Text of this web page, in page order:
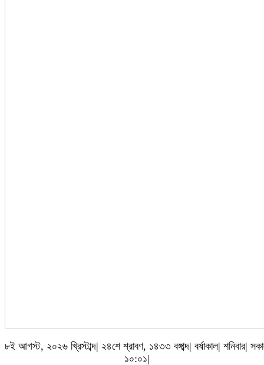
৮ই আগস্ট, ২০২৬ খ্রিস্টাব্দ| ২৪শে শ্রাবণ, ১৪৩৩ বঙ্গাব্দ| বর্ষাকাল| শনিবার|
১০:০১|